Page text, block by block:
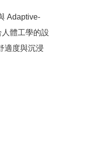
Adaptive-
體工學的設
適度與沉浸